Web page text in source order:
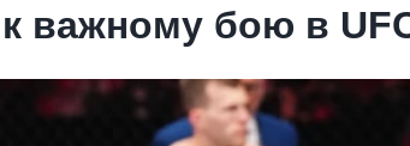
важному бою в